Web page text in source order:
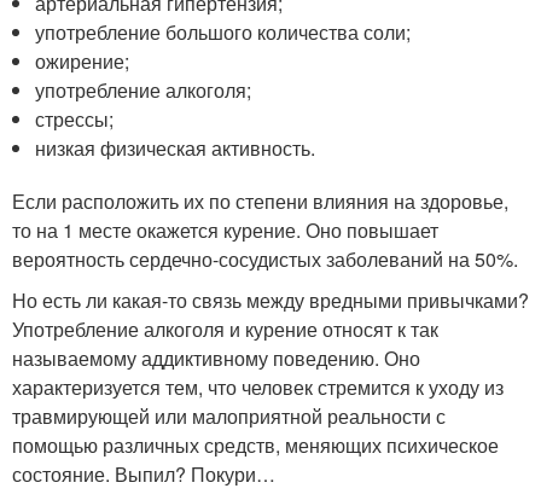
употребление большого количества соли;
ожирение;
употребление алкоголя;
стрессы;
низкая физическая активность.
Если расположить их по степени влияния на здоровье,
то на 1 месте окажется курение. Оно повышает
вероятность сердечно-сосудистых заболеваний на 50%.
Но есть ли какая-то связь между вредными привычками?
Употребление алкоголя и курение относят к так
называемому аддиктивному поведению. Оно
характеризуется тем, что человек стремится к уходу из
травмирующей или малоприятной реальности с
помощью различных средств, меняющих психическое
состояние. Выпил? Покури…